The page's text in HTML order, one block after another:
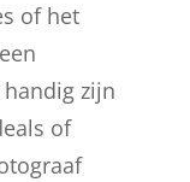
of het
zijn
of